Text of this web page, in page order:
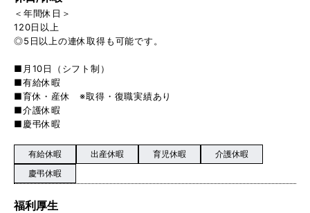
＜年間休日＞
120日以上
◎5日以上の連休取得も可能です。
■月10日（シフト制）
■有給休暇
■育休・産休 ※取得・復職実績あり
■介護休暇
■慶弔休暇
有給休暇 出産休暇 育児休暇
介護休暇
慶弔休暇
福利厚生